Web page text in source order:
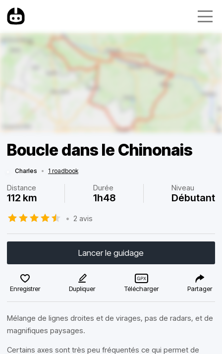
Boucle dans le Chinonais
Charles • 1 roadbook
Distance
112 km
Durée
1h48
Niveau
Débutant
• 2 avis
Lancer le guidage
Enregistrer Dupliquer Télécharger Partager
Mélange de lignes droites et de virages, pas de radars, et de
magnifiques paysages.
Certains axes sont très peu fréquentés ce qui permet de